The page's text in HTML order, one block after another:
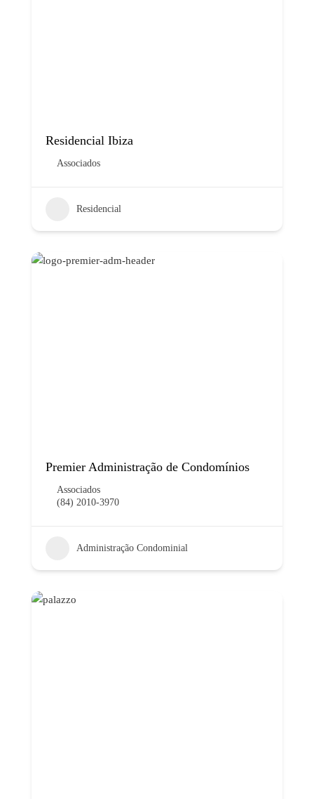
Residencial Ibiza
Associados
Residencial
Premier Administração de Condomínios
Associados
(84) 2010-3970
Administração Condominial